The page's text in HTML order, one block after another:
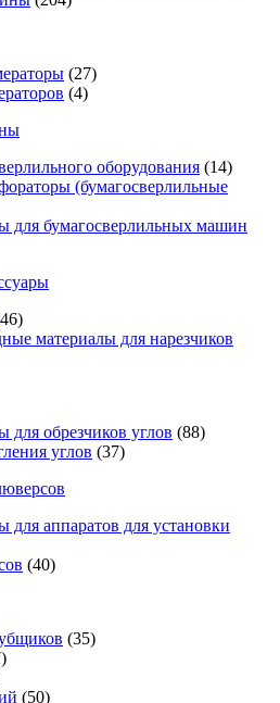
(27)
(4)
оборудования (14)
(бумагосверлильные
для бумагосверлильных машин
материалы для нарезчиков
для обрезчиков углов (88)
углов (37)
для аппаратов для установки
(40)
(35)
(50)